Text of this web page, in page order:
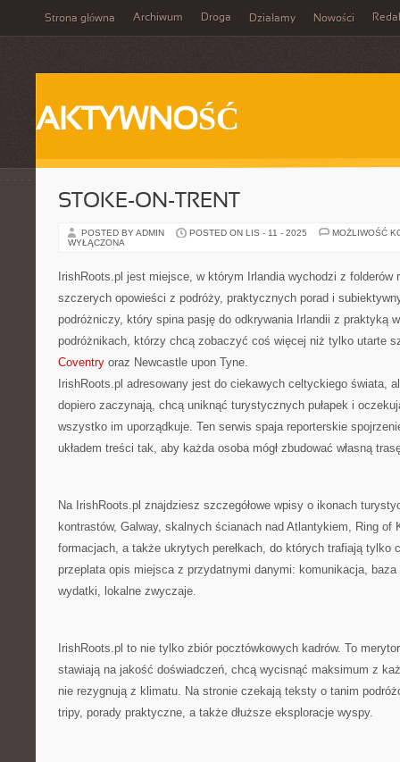
Strona główna Archiwum Droga Działamy Nowości
AKTYWNOŚĆ
STOKE-ON-TRENT
POSTED BY ADMIN POSTED ON LIS - 11 - 2025
MOŻLIWOŚĆ
WYŁĄCZONA
IrishRoots.pl jest miejsce, w którym Irlandia wychodzi z folderów
szczerych opowieści z podróży, praktycznych porad i
podróżniczy, który spina pasję do odkrywania Irlandii z praktyką
podróżnikach, którzy chcą zobaczyć coś więcej niż tylko utarte
Coventry oraz Newcastle upon Tyne.
IrishRoots.pl adresowany jest do ciekawych celtyckiego świata,
dopiero zaczynają, chcą uniknąć turystycznych pułapek i
wszystko im uporządkuje. Ten serwis spaja reporterskie
układem treści tak, aby każda osoba mógł zbudować własną
Na IrishRoots.pl znajdziesz szczegółowe wpisy o ikonach
kontrastów, Galway, skalnych ścianach nad Atlantykiem, Ring of
formacjach, a także ukrytych perełkach, do których trafiają tylko
przeplata opis miejsca z przydatnymi danymi: komunikacja, baza
wydatki, lokalne zwyczaje.
IrishRoots.pl to nie tylko zbiór pocztówkowych kadrów. To
stawiają na jakość doświadczeń, chcą wycisnąć maksimum z
nie rezygnują z klimatu. Na stronie czekają teksty o tanim
tripy, porady praktyczne, a także dłuższe eksploracje wyspy.